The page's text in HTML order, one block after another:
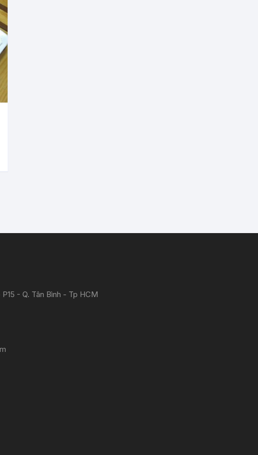
- Q. Tân Bình - Tp HCM